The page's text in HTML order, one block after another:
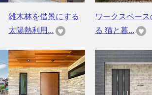
雑木林を借景にする
太陽熱利用...
ワークスペース
る 猫と暮...